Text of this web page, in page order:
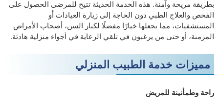
بطريقة مريحة وآمنة. هذه الخدمة الحديثة تتيح للمرضى الحصول على
الفحص والعلاج الطبي دون الحاجة إلى زيارة العيادات أو
المستشفيات، مما يجعلها خيارًا مفضلًا لكبار السن، أصحاب الأمراض
المزمنة، أو حتى من يرغبون في تلقي الرعاية في أجواء منزلية هادئة.
مميزات خدمة الطبيب المنزلي
راحة وطمأنينة للمريض